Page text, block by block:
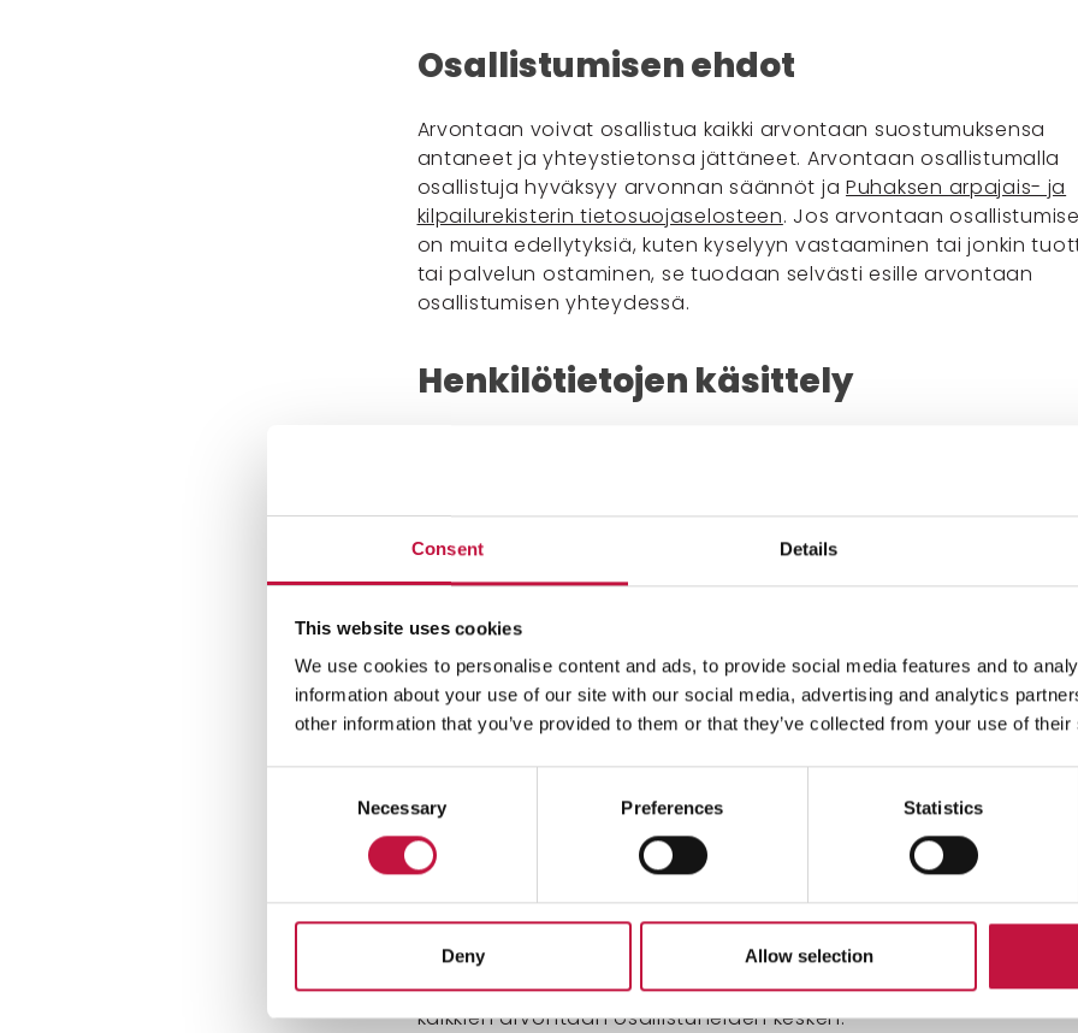
Consent Details
This website uses cookies
We use cookies to personalise content and ads, to provide social media features and to
information about your use of our site with our social media, advertising and analytics
other information that you’ve provided to them or that they’ve collected from your use of
Necessary Preferences Statistics
Deny Allow selection
Osallistumisen ehdot
Arvontaan voivat osallistua kaikki arvontaan suostumuksensa
antaneet ja yhteystietonsa jättäneet. Arvontaan osallistumalla
osallistuja hyväksyy arvonnan säännöt jaPuhaksen arpajais- ja
kilpailurekisterin tietosuojaselosteen. Jos arvontaan
on muita edellytyksiä, kuten kyselyyn vastaaminen tai jonkin
tai palvelun ostaminen, se tuodaan selvästi esille arvontaan
osallistumisen yhteydessä.
Henkilötietojen käsittely
Osallistuminen ja arvonta-aika
Arvonnan osallistumisaika tuodaan esille arvonnan viestinnässä.
Osallistuminen tapahtuu täyttämällä kyselyn yhteydessä
lomakkeeseen siinä pyydetyt tiedot ja vahvistamalla
painamalla Lähetä-painiketta. Epäselvästi tai vajavaisin tiedoin
Palkinnot ja voittajan valinta
Arvonnan palkinto on ilmoitettu arvonnan viestinnässä.
voi muuttaa rahaksi. Palkinnot arvotaan arvonnan viestinnässä
ilmoitetusti, mutta viimeistään neljän viikon sisällä kyselyn
kaikkien arvontaan osallistuneiden kesken.